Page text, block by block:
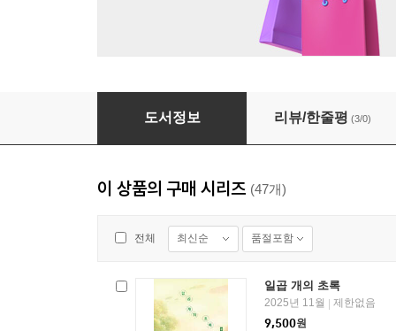
도서정보 리뷰/한줄평 (3/0)
이 상품의 구매 시리즈 (47개)
전체 최신순 품절포함
일곱 개의 초록
2025년 11월
제한없음
9,500원